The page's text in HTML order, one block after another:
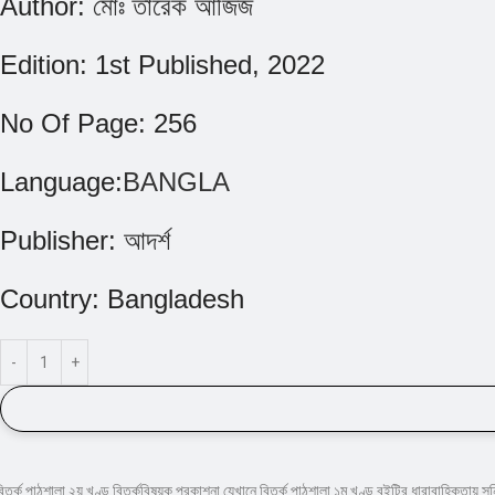
Author: মোঃ তারেক আজিজ
Edition: 1st Published, 2022
No Of Page: 256
Language:BANGLA
Publisher: আদর্শ
Country: Bangladesh
পাঠশালা ২য় খণ্ড বিতর্কবিষয়ক প্রকাশনা যেখানে বিতর্ক পাঠশালা ১ম খণ্ড বইটির